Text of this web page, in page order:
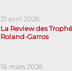
21 avril 2026
La Review des
Roland-Garros
16 mars 2026